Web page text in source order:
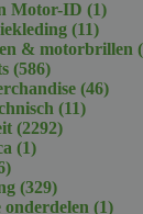
producten
Motor-ID 11
1111
& motorbrillen
586586
producten
4646
1111
22922292
11
2386
producten
329329
producten
11